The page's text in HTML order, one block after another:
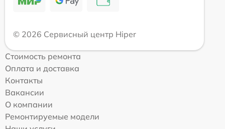
© 2026 Сервисный центр Hiper
Стоимость ремонта
Оплата и доставка
Контакты
Вакансии
О компании
Ремонтируемые модели